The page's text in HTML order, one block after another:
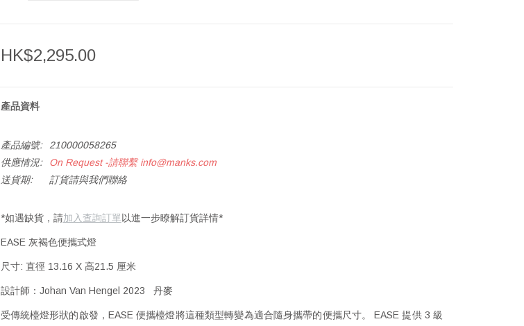
HK$2,295.00
產品資料
產品編號:
210000058265
供應情況:
On Request -請聯繫info@manks.com
送貨期:
訂貨請與我們聯絡
*如遇缺貨，請加入查詢訂單以進一步瞭解訂貨詳情*
EASE 灰褐色便攜式燈
尺寸: 直徑 13.16 X 高21.5 厘米
設計師：Johan Van Hengel 2023 丹麥
受傳統檯燈形狀的啟發，EASE 便攜檯燈將這種類型轉變為適合隨身攜帶的便攜尺寸。 EASE 提供 3 級